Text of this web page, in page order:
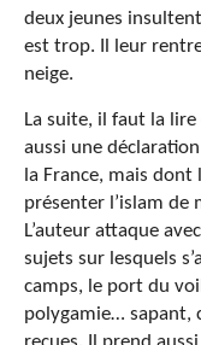
deux jeunes
est trop. Il leur
neige.
La suite, il faut la
aussi une
la France, mais
présenter l’islam de
L’auteur attaque
sujets sur lesquels
camps, le port du
polygamie… sapant,